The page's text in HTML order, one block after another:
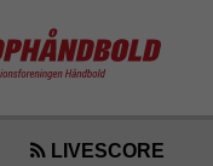
LIVESCORE